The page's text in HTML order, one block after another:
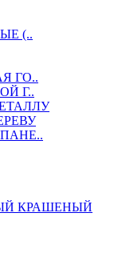
(..
ГО..
Г..
КРАШЕНЫЙ